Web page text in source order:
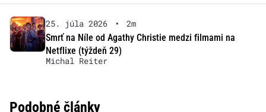
25. júla 2026 •
2m
Smrť na Níle od Agathy Christie medzi filmami na
Netflixe (týždeň 29)
Michal Reiter
Podobné články